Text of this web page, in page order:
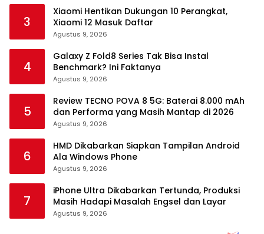
3
Xiaomi Hentikan Dukungan 10 Perangkat,
Xiaomi 12 Masuk Daftar
Agustus 9, 2026
4
Galaxy Z Fold8 Series Tak Bisa Instal
Benchmark? Ini Faktanya
Agustus 9, 2026
5
Review TECNO POVA 8 5G: Baterai 8.000 mAh
dan Performa yang Masih Mantap di 2026
Agustus 9, 2026
6
HMD Dikabarkan Siapkan Tampilan Android
Ala Windows Phone
Agustus 9, 2026
7
iPhone Ultra Dikabarkan Tertunda, Produksi
Masih Hadapi Masalah Engsel dan Layar
Agustus 9, 2026